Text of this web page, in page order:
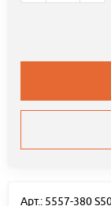
Арт.: 5557-380